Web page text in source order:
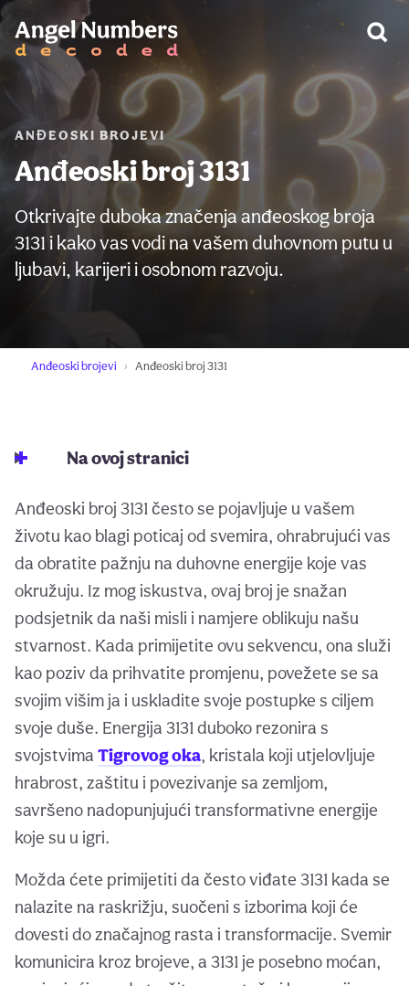
ANĐEOSKI BROJEVI
Anđeoski broj 3131
Otkrivajte duboka značenja anđeoskog broja
3131 i kako vas vodi na vašem duhovnom putu u
ljubavi, karijeri i osobnom razvoju.
Anđeoski brojevi Anđeoski broj 3131
Na ovoj stranici
Anđeoski broj 3131 često se pojavljuje u vašem
životu kao blagi poticaj od svemira, ohrabrujući vas
da obratite pažnju na duhovne energije koje vas
okružuju. Iz mog iskustva, ovaj broj je snažan
podsjetnik da naši misli i namjere oblikuju našu
stvarnost. Kada primijetite ovu sekvencu, ona služi
kao poziv da prihvatite promjenu, povežete se sa
svojim višim ja i uskladite svoje postupke s ciljem
svoje duše. Energija 3131 duboko rezonira s
svojstvima Tigrovog oka, kristala koji utjelovljuje
hrabrost, zaštitu i povezivanje sa zemljom,
savršeno nadopunjujući transformativne energije
koje su u igri.
Možda ćete primijetiti da često viđate 3131 kada se
nalazite na raskrižju, suočeni s izborima koji će
dovesti do značajnog rasta i transformacije. Svemir
komunicira kroz brojeve, a 3131 je posebno moćan,
UPOZORENJE: